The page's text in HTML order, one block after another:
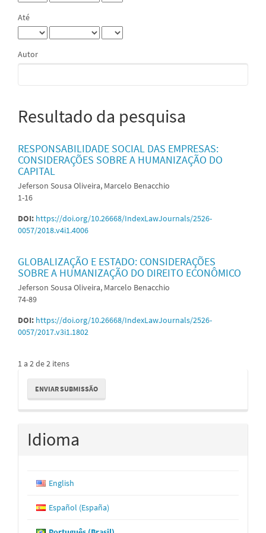
Até
Autor
Resultado da pesquisa
RESPONSABILIDADE SOCIAL DAS EMPRESAS:
CONSIDERAÇÕES SOBRE A HUMANIZAÇÃO DO
CAPITAL
Jeferson Sousa Oliveira, Marcelo Benacchio
1-16
DOI: https://doi.org/10.26668/IndexLawJournals/2526-
0057/2018.v4i1.4006
GLOBALIZAÇÃO E ESTADO: CONSIDERAÇÕES
SOBRE A HUMANIZAÇÃO DO DIREITO ECONÔMICO
Jeferson Sousa Oliveira, Marcelo Benacchio
74-89
DOI: https://doi.org/10.26668/IndexLawJournals/2526-
0057/2017.v3i1.1802
1 a 2 de 2 itens
Enviar
Submissão
ENVIAR SUBMISSÃO
Idioma
English
Español (España)